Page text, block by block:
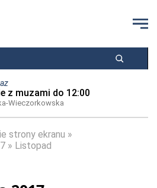
z muzami do 12:00
Wieczorkowska
strony ekranu
Listopad